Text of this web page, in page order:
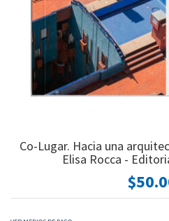
Co-Lugar. Hacia una
Elisa Rocca -